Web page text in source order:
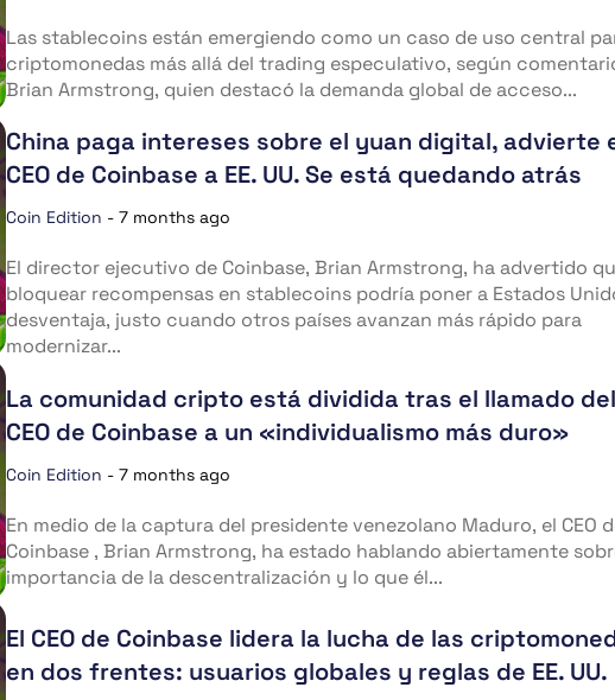
Las stablecoins están emergiendo como un caso de uso central
criptomonedas más allá del trading especulativo, según
Brian Armstrong, quien destacó la demanda global de acceso...
China paga intereses sobre el yuan digital, advierte
CEO de Coinbase a EE. UU. Se está quedando atrás
Coin Edition - 7 months ago
El director ejecutivo de Coinbase, Brian Armstrong, ha advertido
bloquear recompensas en stablecoins podría poner a Estados
desventaja, justo cuando otros países avanzan más rápido para
modernizar...
La comunidad cripto está dividida tras el llamado del
CEO de Coinbase a un «individualismo más duro»
Coin Edition - 7 months ago
En medio de la captura del presidente venezolano Maduro, el CEO
Coinbase , Brian Armstrong, ha estado hablando abiertamente
importancia de la descentralización y lo que él...
El CEO de Coinbase lidera la lucha de las
en dos frentes: usuarios globales y reglas de EE. UU.